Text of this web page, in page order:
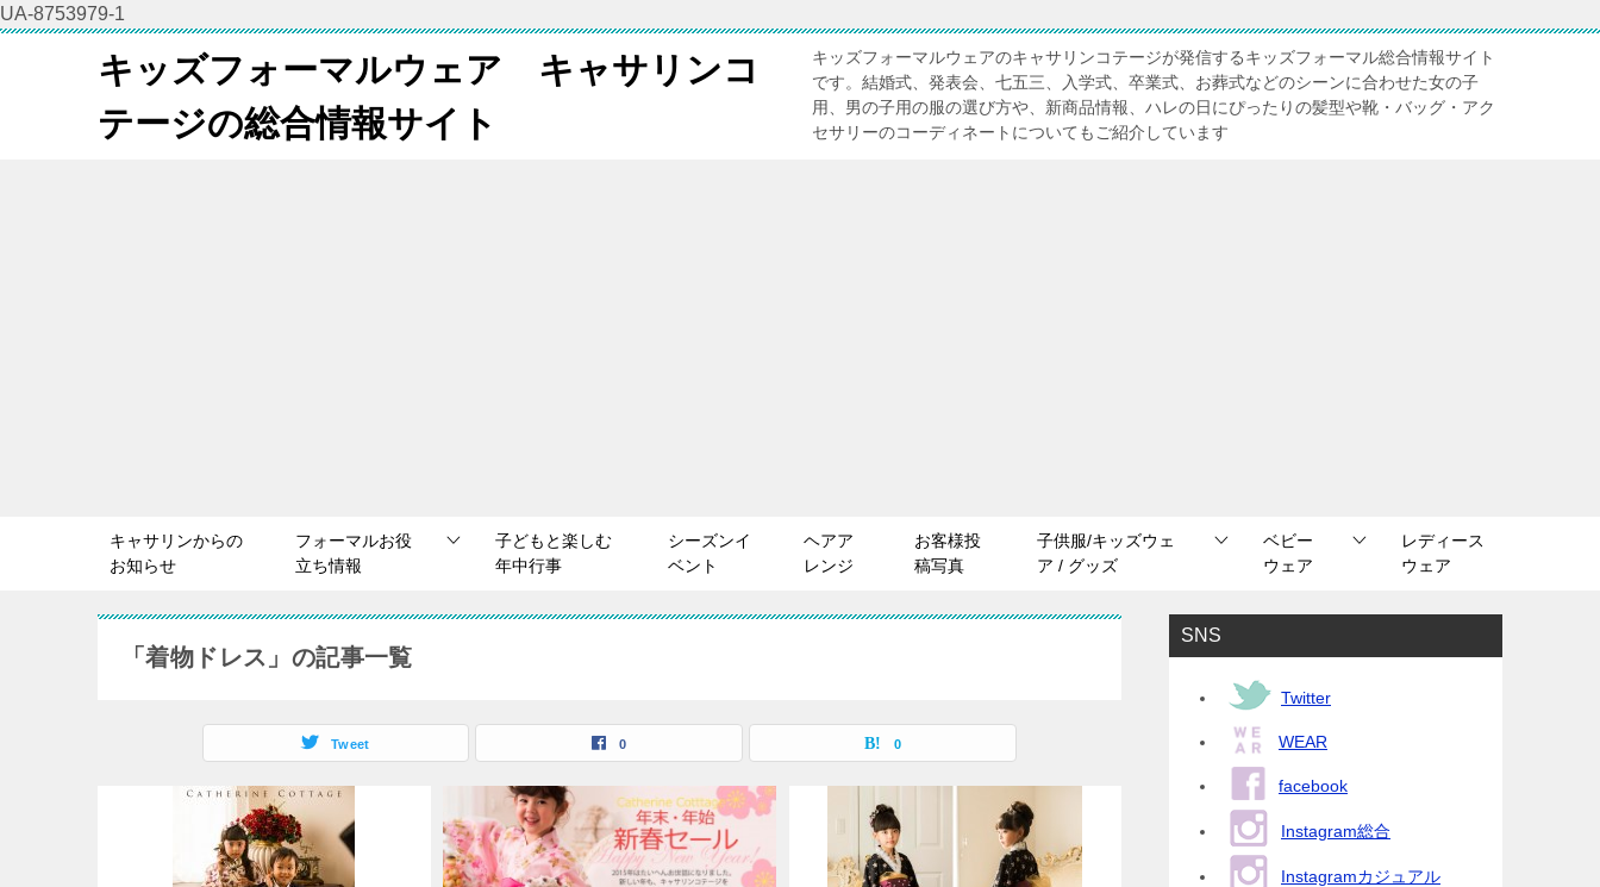
UA-8753979-1
キッズフォーマルウェア キャサリンコ
テージの総合情報サイト
キッズフォーマルウェアのキャサリンコテージが発信するキッズフォーマル総合情報サイト
です。結婚式、発表会、七五三、入学式、卒業式、お葬式などのシーンに合わせた女の子
用、男の子用の服の選び方や、新商品情報、ハレの日にぴったりの髪型や靴・バッグ・アク
セサリーのコーディネートについてもご紹介しています
キャサリンからの
お知らせ
フォーマルお役
立ち情報
子どもと楽しむ
年中行事
シーズンイ
ベント
ヘアア
レンジ
お客様投
稿写真
子供服/キッズウェ
ア / グッズ
ベビー
ウェア
レディース
ウェア
「着物ドレス」の記事一覧
Tweet 0 0
SNS
Twitter
WEAR
facebook
Instagram総合
Instagramカジュアル